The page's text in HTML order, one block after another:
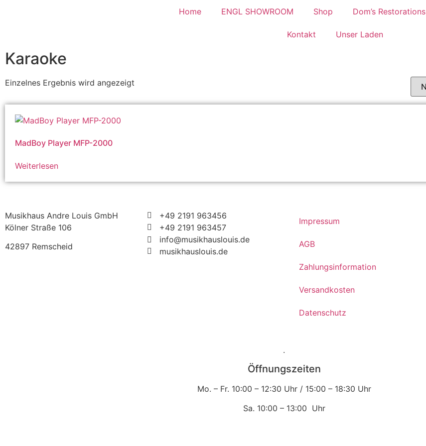
Home ENGL SHOWROOM Shop Dom’s Restorations
Kontakt Unser Laden
Karaoke
Einzelnes Ergebnis wird angezeigt
MadBoy Player MFP-2000
Weiterlesen
Musikhaus Andre Louis GmbH
Kölner Straße 106
42897 Remscheid
+49 2191 963456
+49 2191 963457
info@musikhauslouis.de
musikhauslouis.de
Impressum
AGB
Zahlungsinformation
Versandkosten
Datenschutz
.
Öffnungszeiten
Mo. – Fr. 10:00 – 12:30 Uhr / 15:00 – 18:30 Uhr
Sa. 10:00 – 13:00 Uhr